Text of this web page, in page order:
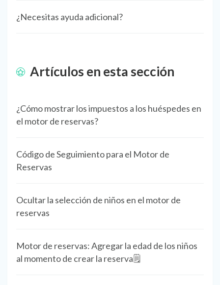
¿Necesitas ayuda adicional?
Artículos en esta sección
¿Cómo mostrar los impuestos a los huéspedes en
el motor de reservas?
Código de Seguimiento para el Motor de
Reservas
Ocultar la selección de niños en el motor de
reservas
Motor de reservas: Agregar la edad de los niños
al momento de crear la reserva🗒️